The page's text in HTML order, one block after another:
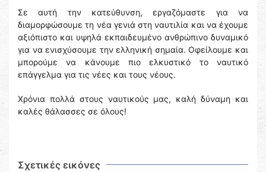
Σε αυτή την κατεύθυνση, εργαζόμαστε για να
διαμορφώσουμε τη νέα γενιά στη ναυτιλία και να έχουμε
αξιόπιστο και υψηλά εκπαιδευμένο ανθρώπινο δυναμικό
για να ενισχύσουμε την ελληνική σημαία. Οφείλουμε και
μπορούμε να κάνουμε πιο ελκυστικό το ναυτικό
επάγγελμα για τις νέες και τους νέους.
Χρόνια πολλά στους ναυτικούς μας, καλή δύναμη και
καλές θάλασσες σε όλους!
Σχετικές εικόνες